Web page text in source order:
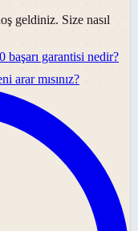
geldiniz. Size nasıl
başarı garantisi nedir?
arar mısınız?